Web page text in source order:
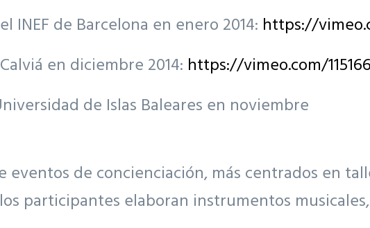
de Barcelona en enero 2014: https://
en diciembre 2014: https://vimeo.com/
de Islas Baleares en noviembre
de concienciación, más centrados en
participantes elaboran instrumentos